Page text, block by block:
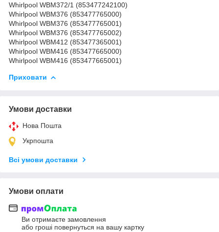
Whirlpool WBM372/1 (853477242100)
Whirlpool WBM376 (853477765000)
Whirlpool WBM376 (853477765001)
Whirlpool WBM376 (853477765002)
Whirlpool WBM412 (853477365001)
Whirlpool WBM416 (853477665000)
Whirlpool WBM416 (853477665001)
Приховати
Умови доставки
Нова Пошта
Укрпошта
Всі умови доставки
Умови оплати
Ви отримаєте замовлення
або гроші повернуться на вашу картку